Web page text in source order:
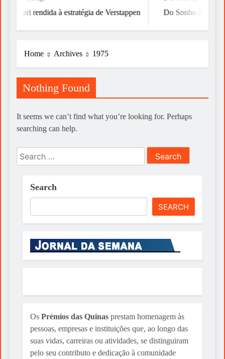
Ferrari rendida à estratégia de Verstappen Do Sonho à Vitória
Home Archives 1975
Nothing Found
It seems we can’t find what you’re looking for. Perhaps
searching can help.
Search
for:
Search
SEARCH
Os Prémios das Quinas prestam homenagem às
pessoas, empresas e instituições que, ao longo das
suas vidas, carreiras ou atividades, se distinguiram
pelo seu contributo e dedicação à comunidade